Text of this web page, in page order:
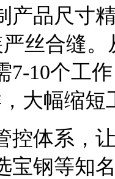
产品尺寸
丝合缝
7-10个工
大幅缩短
体系，让
宝钢等知